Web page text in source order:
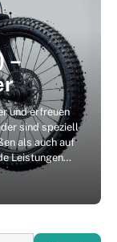
–
und erfreuen
sind speziell
als auch auf
Leistungen…